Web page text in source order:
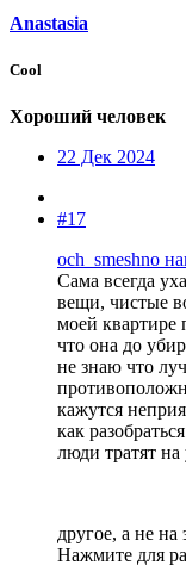
Anastasia
Cool
Хороший человек
22 Дек 2024
#17
och_smeshno
Сама всегда
вещи, чистые
моей квартире
что она до
не знаю что
кажутся
как
люди тратят
другое, а не на
Нажмите для